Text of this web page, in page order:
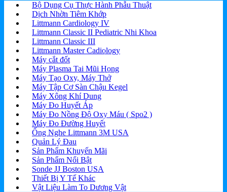
Bộ Dụng Cụ Thực Hành Phẫu Thuật
Dịch Nhờn Tiêm Khớp
Littmann Cardiology IV
Littmann Classic II Pediatric Nhi Khoa
Littmann Classic III
Littmann Master Cadiology
Máy cắt đốt
Máy Plasma Tai Mũi Họng
Máy Tạo Oxy, Máy Thở
Máy Tập Cơ Sàn Chậu Kegel
Máy Xông Khí Dung
Máy Đo Huyết Áp
Máy Đo Nồng Độ Oxy Máu ( Spo2 )
Máy Đo Đường Huyết
Ống Nghe Littmann 3M USA
Quản Lý Đau
Sản Phẩm Khuyến Mãi
Sản Phẩm Nổi Bật
Sonde JJ Boston USA
Thiết Bị Y Tế Khác
Vật Liệu Làm To Dương Vật